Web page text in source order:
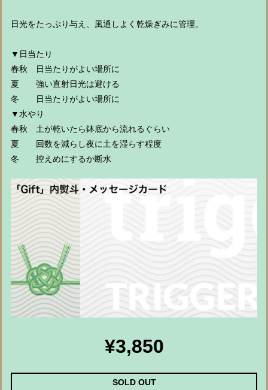
日光をたっぷり与え、風通しよく乾燥ぎみに管理。
▼日当たり
春秋 日当たりがよい場所に
夏 強い直射日光は避ける
冬 日当たりがよい場所に
▼水やり
春秋 土が乾いたら鉢底から流れるぐらい
夏 回数を減らし夜に土を湿らす程度
冬 控えめにするか断水
¥3,850
SOLD OUT